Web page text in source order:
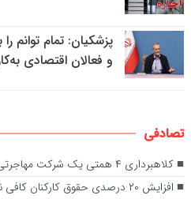
پزشکیان: تمام توانم
و فعالان اقتصادی
تصادفی
کلاهبرداری ۴ همتی یک شرکت مهاجرتی؛ ۳۰۰ شاکی تاکنون
افزایش ۲۰ درصدی حقوق کارکنان کافی نیست